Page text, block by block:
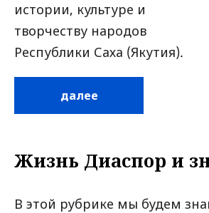
истории, культуре и
творчеству народов
Республики Саха (Якутия).
далее
Жизнь Диаспор и
В этой рубрике мы будем